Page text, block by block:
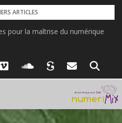
ARTICLES
pour la maîtrise du numérique